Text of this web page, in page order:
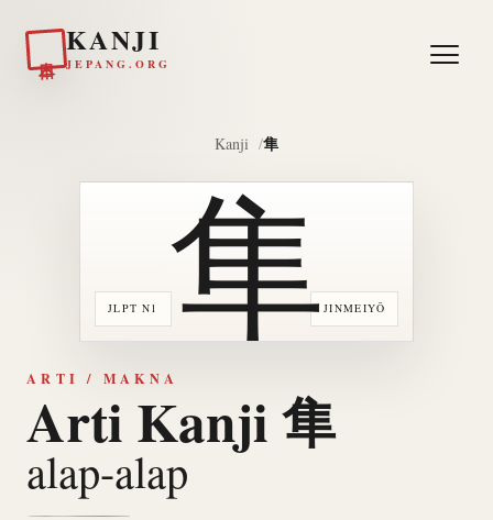
KANJI
JEPANG.ORG
Kanji 隼
JLPT N1 JINMEIYŌ
隼
ARTI / MAKNA
Arti Kanji 隼
alap-alap